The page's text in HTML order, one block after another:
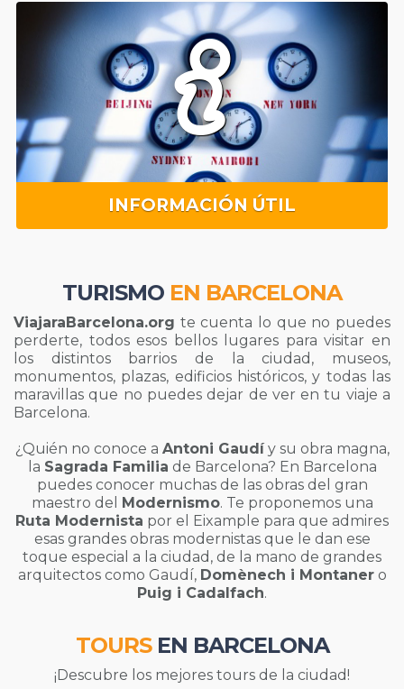
INFORMACIÓN ÚTIL
TURISMO EN BARCELONA
ViajaraBarcelona.org te cuenta lo que no puedes
perderte, todos esos bellos lugares para visitar en
los distintos barrios de la ciudad, museos,
monumentos, plazas, edificios históricos, y todas las
maravillas que no puedes dejar de ver en tu viaje a
Barcelona.
¿Quién no conoce a Antoni Gaudíy su obra magna,
la Sagrada Familia de Barcelona? En Barcelona
puedes conocer muchas de las obras del gran
maestro del Modernismo. Te proponemos una
Ruta Modernista por el Eixample para que admires
esas grandes obras modernistas que le dan ese
toque especial a la ciudad, de la mano de grandes
arquitectos como Gaudí, Domènech i Montanero
Puig i Cadalfach.
TOURSEN BARCELONA
¡Descubre los mejores tours de la ciudad!